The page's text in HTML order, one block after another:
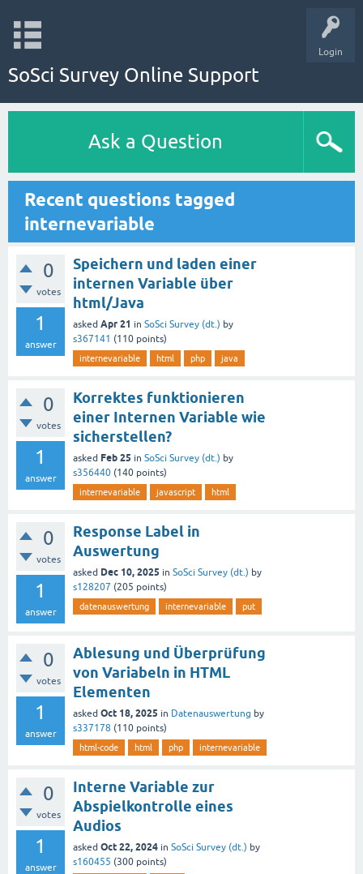
Login
SoSci Survey Online Support
Ask a Question
Recent questions tagged
internevariable
0
votes
1
answer
Speichern und laden einer
internen Variable über
html/Java
asked Apr 21 in SoSci Survey (dt.) by
s367141 (110 points)
internevariable html php java
0
votes
1
answer
Korrektes funktionieren
einer Internen Variable wie
sicherstellen?
asked Feb 25 in SoSci Survey (dt.) by
s356440 (140 points)
internevariable javascript html
0
votes
1
answer
Response Label in
Auswertung
asked Dec 10, 2025 in SoSci Survey (dt.) by
s128207 (205 points)
datenauswertung internevariable put
0
votes
1
answer
Ablesung und Überprüfung
von Variabeln in HTML
Elementen
asked Oct 18, 2025 in Datenauswertung by
s337178 (110 points)
html-code html php internevariable
0
votes
1
answer
Interne Variable zur
Abspielkontrolle eines
Audios
asked Oct 22, 2024 in SoSci Survey (dt.) by
s160455 (300 points)